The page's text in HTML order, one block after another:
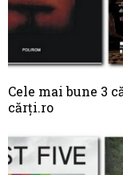
Cele mai bune 3
cărți.ro